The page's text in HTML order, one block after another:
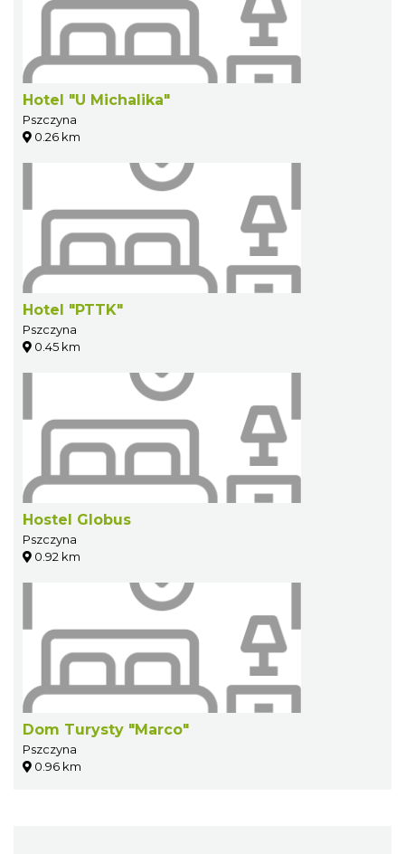
Hotel "U Michalika"
Pszczyna
0.26 km
Hotel "PTTK"
Pszczyna
0.45 km
Hostel Globus
Pszczyna
0.92 km
Dom Turysty "Marco"
Pszczyna
0.96 km